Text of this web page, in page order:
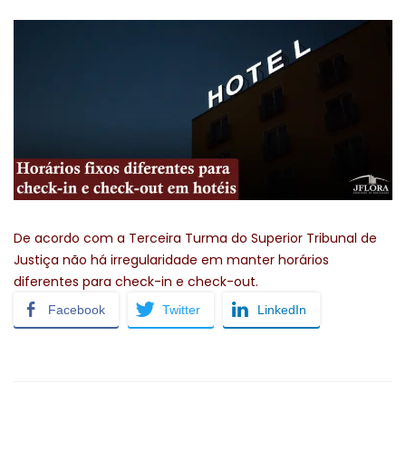
De acordo com a Terceira Turma do Superior Tribunal de
Justiça não há irregularidade em manter horários
diferentes para check-in e check-out.
Facebook Twitter LinkedIn